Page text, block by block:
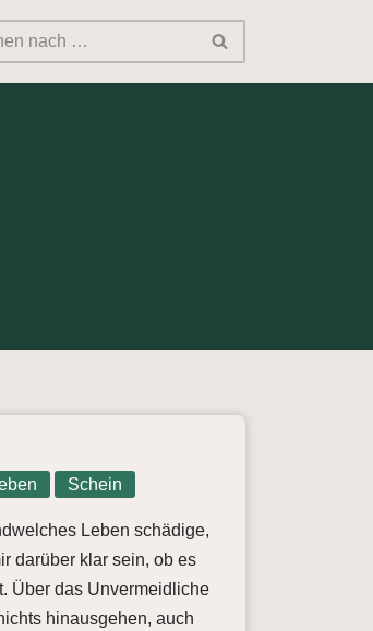
Schein
Leben schädige,
darüber klar sein, ob es
Über das Unvermeidliche
hinausgehen, auch